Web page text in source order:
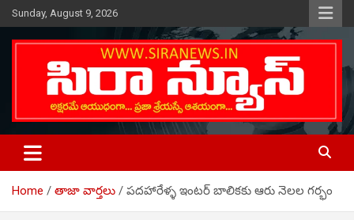
Skip
to
content
Sunday, August 9, 2026
SIRA NEWS
Telugu Online News Daily
Home తాజా వార్తలు పదహారేళ్ళ ఇంటర్ బాలికకు ఆరు నెలల గర్భం